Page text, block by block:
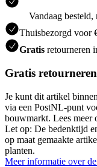
Vandaag
Thuisbezorgd voor
Gratis retourneren
Gratis
Je kunt dit artikel
via een PostNL-punt
bouwmarkt. Lees meer
Let op: De bedenktijd
op maat gemaakte
planten.
Meer informatie over